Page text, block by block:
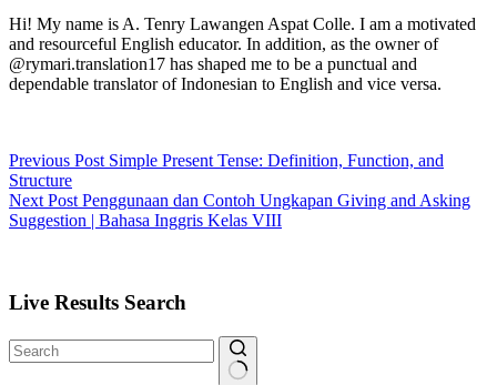
Hi! My name is A. Tenry Lawangen Aspat Colle. I am a motivated
and resourceful English educator. In addition, as the owner of
@rymari.translation17 has shaped me to be a punctual and
dependable translator of Indonesian to English and vice versa.
Previous Post Simple Present Tense: Definition, Function, and
Structure
Next Post Penggunaan dan Contoh Ungkapan Giving and Asking
Suggestion | Bahasa Inggris Kelas VIII
Live Results Search